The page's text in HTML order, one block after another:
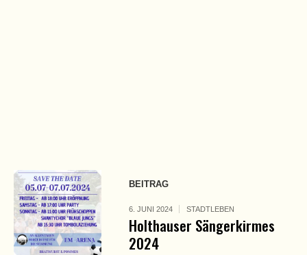
BEITRAG
6. JUNI 2024 STADTLEBEN
Holthauser Sängerkirmes
2024